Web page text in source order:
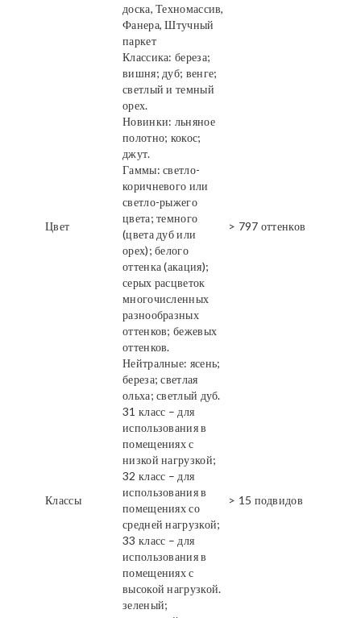
доска, Техномассив,
Фанера, Штучный
паркет
Цвет
Классика: береза;
вишня; дуб; венге;
светлый и темный
орех.
Новинки: льняное
полотно; кокос;
джут.
Гаммы: светло-
коричневого или
светло-рыжего
цвета; темного
(цвета дуб или
орех); белого
оттенка (акация);
серых расцветок
многочисленных
разнообразных
оттенков; бежевых
оттенков.
Нейтралные: ясень;
береза; светлая
ольха; светлый дуб.
> 797 оттенков
Классы
31 класс – для
использования в
помещениях с
низкой нагрузкой;
32 класс – для
использования в
помещениях со
средней нагрузкой;
33 класс – для
использования в
помещениях с
высокой нагрузкой.
> 15 подвидов
зеленый;